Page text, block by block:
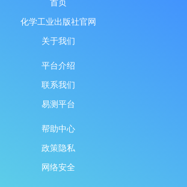
化学工业出版社官网
关于我们
平台介绍
联系我们
易测平台
帮助中心
政策隐私
网络安全